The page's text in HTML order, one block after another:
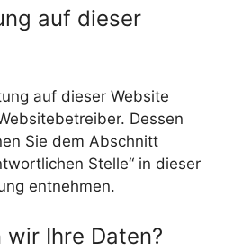
auf dieser
auf dieser Website
Dessen
Sie dem Abschnitt
Stelle“ in dieser
entnehmen.
Ihre Daten?